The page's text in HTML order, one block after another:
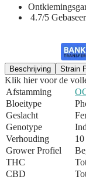
4.7/5
Beschrijving Strain
Klik hier voor de
Afstamming
Bloeitype
Geslacht
Genotype
Verhouding
Grower Profiel
THC
CBD